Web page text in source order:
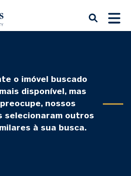
o imóvel buscado
disponível, mas
nossos
selecionaram outros
à sua busca.